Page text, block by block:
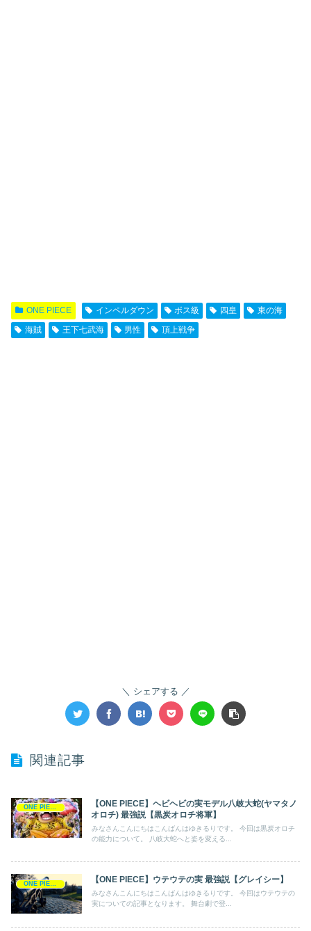
ONE PIECE インペルダウン ボス級 四皇
東の海
海賊
王下七武海 男性 頂上戦争
シェアする
関連記事
【ONE PIECE】ヘビヘビの実モデル八岐大蛇(ヤマタノ
オロチ) 最強説【黒炭オロチ将軍】
みなさんこんにちはこんばんはゆきるりです。 今回は黒炭オロチ
の能力について。 八岐大蛇へと姿を変える...
【ONE PIECE】ウテウテの実 最強説【グレイシー】
みなさんこんにちはこんばんはゆきるりです。 今回はウテウテの
実についての記事となります。 舞台劇で登...